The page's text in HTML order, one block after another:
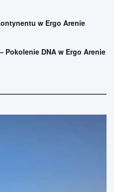
w Ergo Arenie
Pokolenie DNA w Ergo Arenie